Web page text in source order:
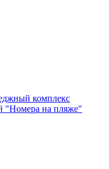
комплекс
"Номера на пляже"